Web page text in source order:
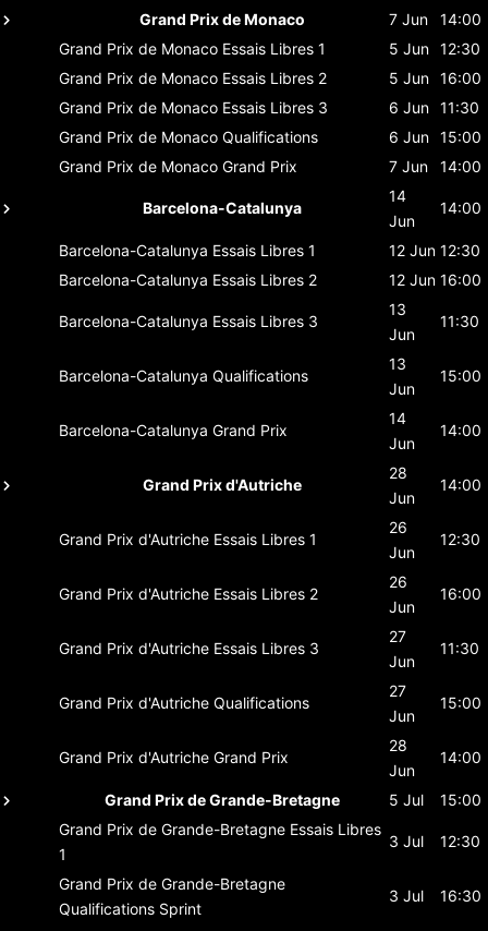
Grand Prix de Monaco 7 Jun
14:00
Grand Prix de Monaco Essais Libres 1 5 Jun 12:30
Grand Prix de Monaco Essais Libres 2 5 Jun 16:00
Grand Prix de Monaco Essais Libres 3 6 Jun 11:30
Grand Prix de Monaco Qualifications 6 Jun 15:00
Grand Prix de Monaco Grand Prix 7 Jun 14:00
Barcelona-Catalunya
14
Jun
14:00
Barcelona-Catalunya Essais Libres 1 12 Jun 12:30
Barcelona-Catalunya Essais Libres 2 12 Jun 16:00
Barcelona-Catalunya Essais Libres 3
13
Jun
11:30
Barcelona-Catalunya Qualifications
13
Jun
15:00
Barcelona-Catalunya Grand Prix
14
Jun
14:00
Grand Prix d'Autriche
28
Jun
14:00
Grand Prix d'Autriche Essais Libres 1
26
Jun
12:30
Grand Prix d'Autriche Essais Libres 2
26
Jun
16:00
Grand Prix d'Autriche Essais Libres 3
27
Jun
11:30
Grand Prix d'Autriche Qualifications
27
Jun
15:00
Grand Prix d'Autriche Grand Prix
28
Jun
14:00
Grand Prix de Grande-Bretagne 5 Jul
15:00
Grand Prix de Grande-Bretagne Essais Libres
1
3 Jul 12:30
Grand Prix de Grande-Bretagne
Qualifications Sprint
3 Jul 16:30